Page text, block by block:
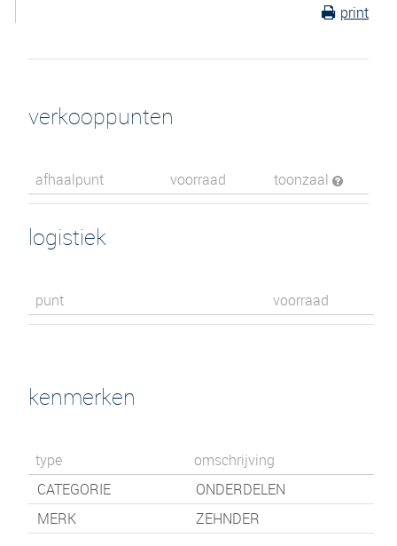
print
verkooppunten
afhaalpunt voorraad toonzaal
logistiek
punt voorraad
kenmerken
type
omschrijving
CATEGORIE
ONDERDELEN
MERK
ZEHNDER